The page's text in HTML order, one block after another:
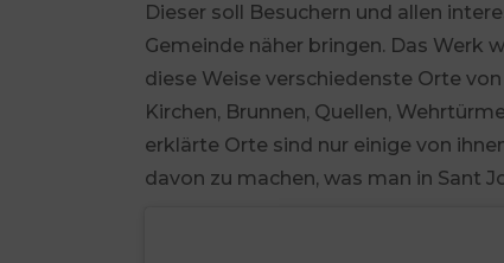
Dieser soll Besuchern und allen
Gemeinde näher bringen. Das Werk
diese Weise verschiedenste Orte
Kirchen, Brunnen, Quellen,
erklärte Orte sind nur einige von
davon zu machen, was man in Sant